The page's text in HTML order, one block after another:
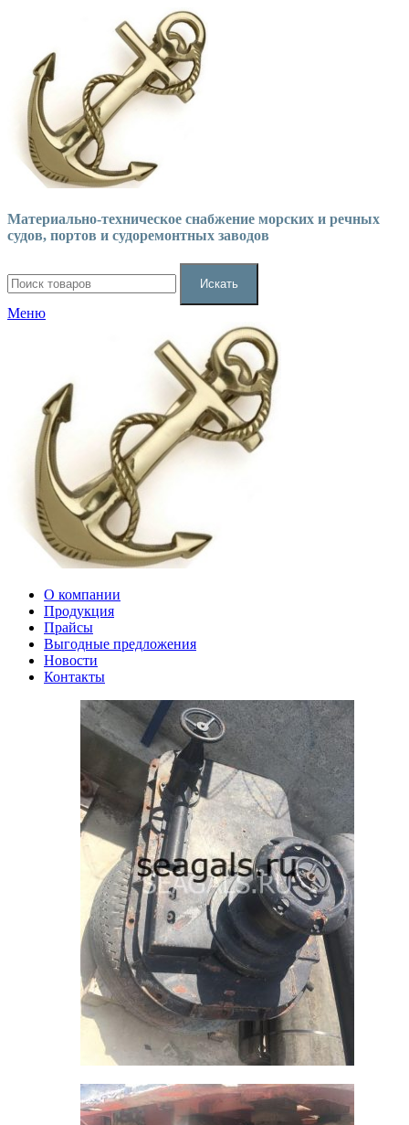
Материально-техническое снабжение морских и речных
судов, портов и судоремонтных заводов
Искать
Меню
О компании
Продукция
Прайсы
Выгодные предложения
Новости
Контакты